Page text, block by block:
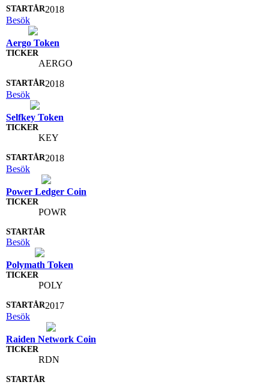
2018
Besök
Aergo Token
AERGO
2018
Besök
Selfkey Token
KEY
2018
Besök
Power Ledger Coin
POWR
Besök
Polymath Token
POLY
2017
Besök
Raiden Network Coin
RDN